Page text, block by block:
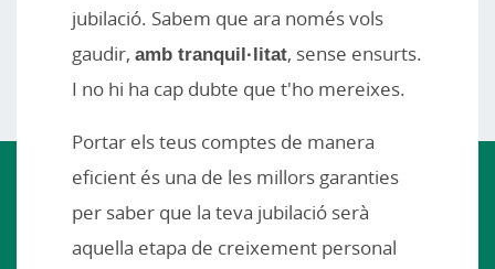
jubilació. Sabem que ara només vols
gaudir, amb tranquil·litat, sense ensurts.
I no hi ha cap dubte que t'ho mereixes.
Portar els teus comptes de manera
eficient és una de les millors garanties
per saber que la teva jubilació serà
aquella etapa de creixement personal